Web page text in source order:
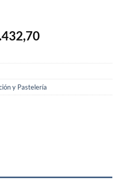
El
actual
$101.432,70.
y Pastelería